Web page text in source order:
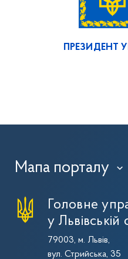
ПРЕЗИДЕНТ
Мапа порталу ›
Головне
у Львівській
79003, м. Львів,
вул. Стрийська, 35